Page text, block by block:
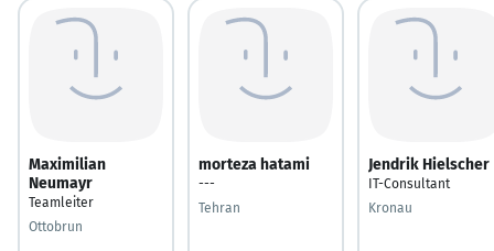
Maximilian
Neumayr
Teamleiter
Ottobrun
morteza hatami
---
Tehran
Jendrik Hielscher
IT-Consultant
Kronau